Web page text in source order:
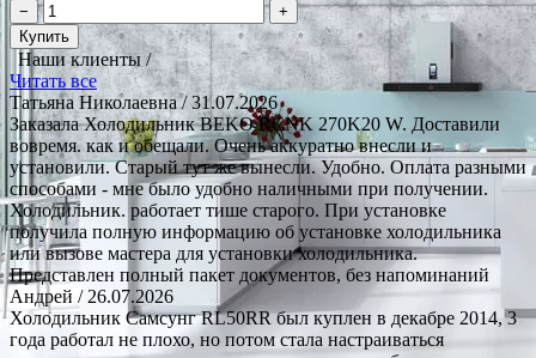
−
+
Купить
Наши клиенты /
Читать все
Татьяна Николаевна/ 31.07.2026
Заказала Холодильник BEKO RCNK 270K20 W. Доставили
вовремя. как и обещали. Очень аккуратно внесли и
установили. Старый тут же вынесли. Удобно. Оплата разными
способами - мне было удобно наличными при получении.
Холодильник. работает тише старого. При установке
получила полную информацию об установке холодильника
или вызове мастера для установки холодильника.
Представлен полный пакет документов, без напоминаний
Андрей / 26.07.2026
Холодильник Самсунг RL50RR был куплен в декабре 2014, 3
года работал не плохо, но потом стала настраиваться